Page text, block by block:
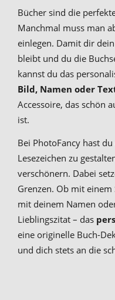
Bücher sind die
Manchmal muss man
einlegen. Damit dir
bleibt und du die
kannst du das
Bild, Namen oder
Accessoire, das schön
ist.
Bei PhotoFancy hast
Lesezeichen zu
verschönern. Dabei
Grenzen. Ob mit einem
mit deinem Namen
Lieblingszitat – das
eine originelle Buch-
und dich stets an die